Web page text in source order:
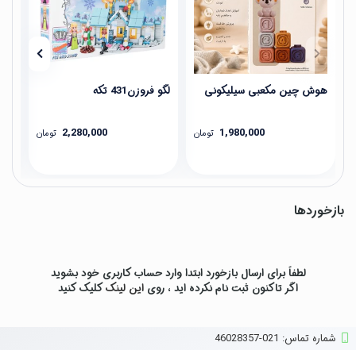
هوش چین مکعبی سیلیکونی
1,980,000 تومان
لگو فروزن431 تکه
2,280,000 تومان
بازخوردها
لطفاً برای ارسال بازخورد ابتدا وارد حساب کاربری خود بشوید
اگر تاکنون ثبت نام نکرده اید ، روی این لینککلیک کنید
شماره تماس‌: 021-46028357